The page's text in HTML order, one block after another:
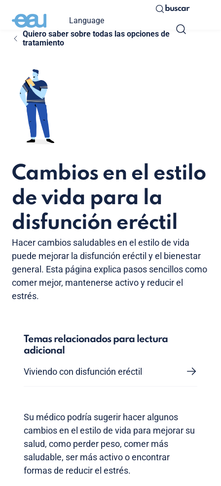
Language
buscar
Quiero saber sobre todas las opciones de
tratamiento
Cambios en el estilo
de vida para la
disfunción eréctil
Hacer cambios saludables en el estilo de vida
puede mejorar la disfunción eréctil y el bienestar
general. Esta página explica pasos sencillos como
comer mejor, mantenerse activo y reducir el
estrés.
Temas relacionados para lectura
adicional
Viviendo con disfunción eréctil
Su médico podría sugerir hacer algunos
cambios en el estilo de vida para mejorar su
salud, como perder peso, comer más
saludable, ser más activo o encontrar
formas de reducir el estrés.